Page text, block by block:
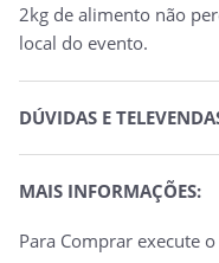
2kg de alimento não
local do evento.
DÚVIDAS E
MAIS INFORMAÇÕES:
Para Comprar execute